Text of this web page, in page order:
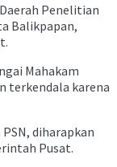
Penelitian
Balikpapan,
Mahakam
terkendala karena
diharapkan
Pusat.